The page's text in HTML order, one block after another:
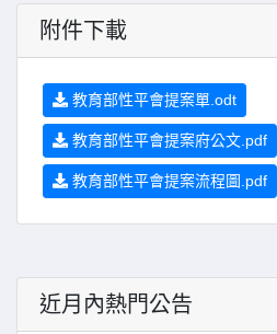
附件下載
教育部性平會提案單.odt
教育部性平會提案府公文.pdf
教育部性平會提案流程圖.pdf
近月內熱門公告